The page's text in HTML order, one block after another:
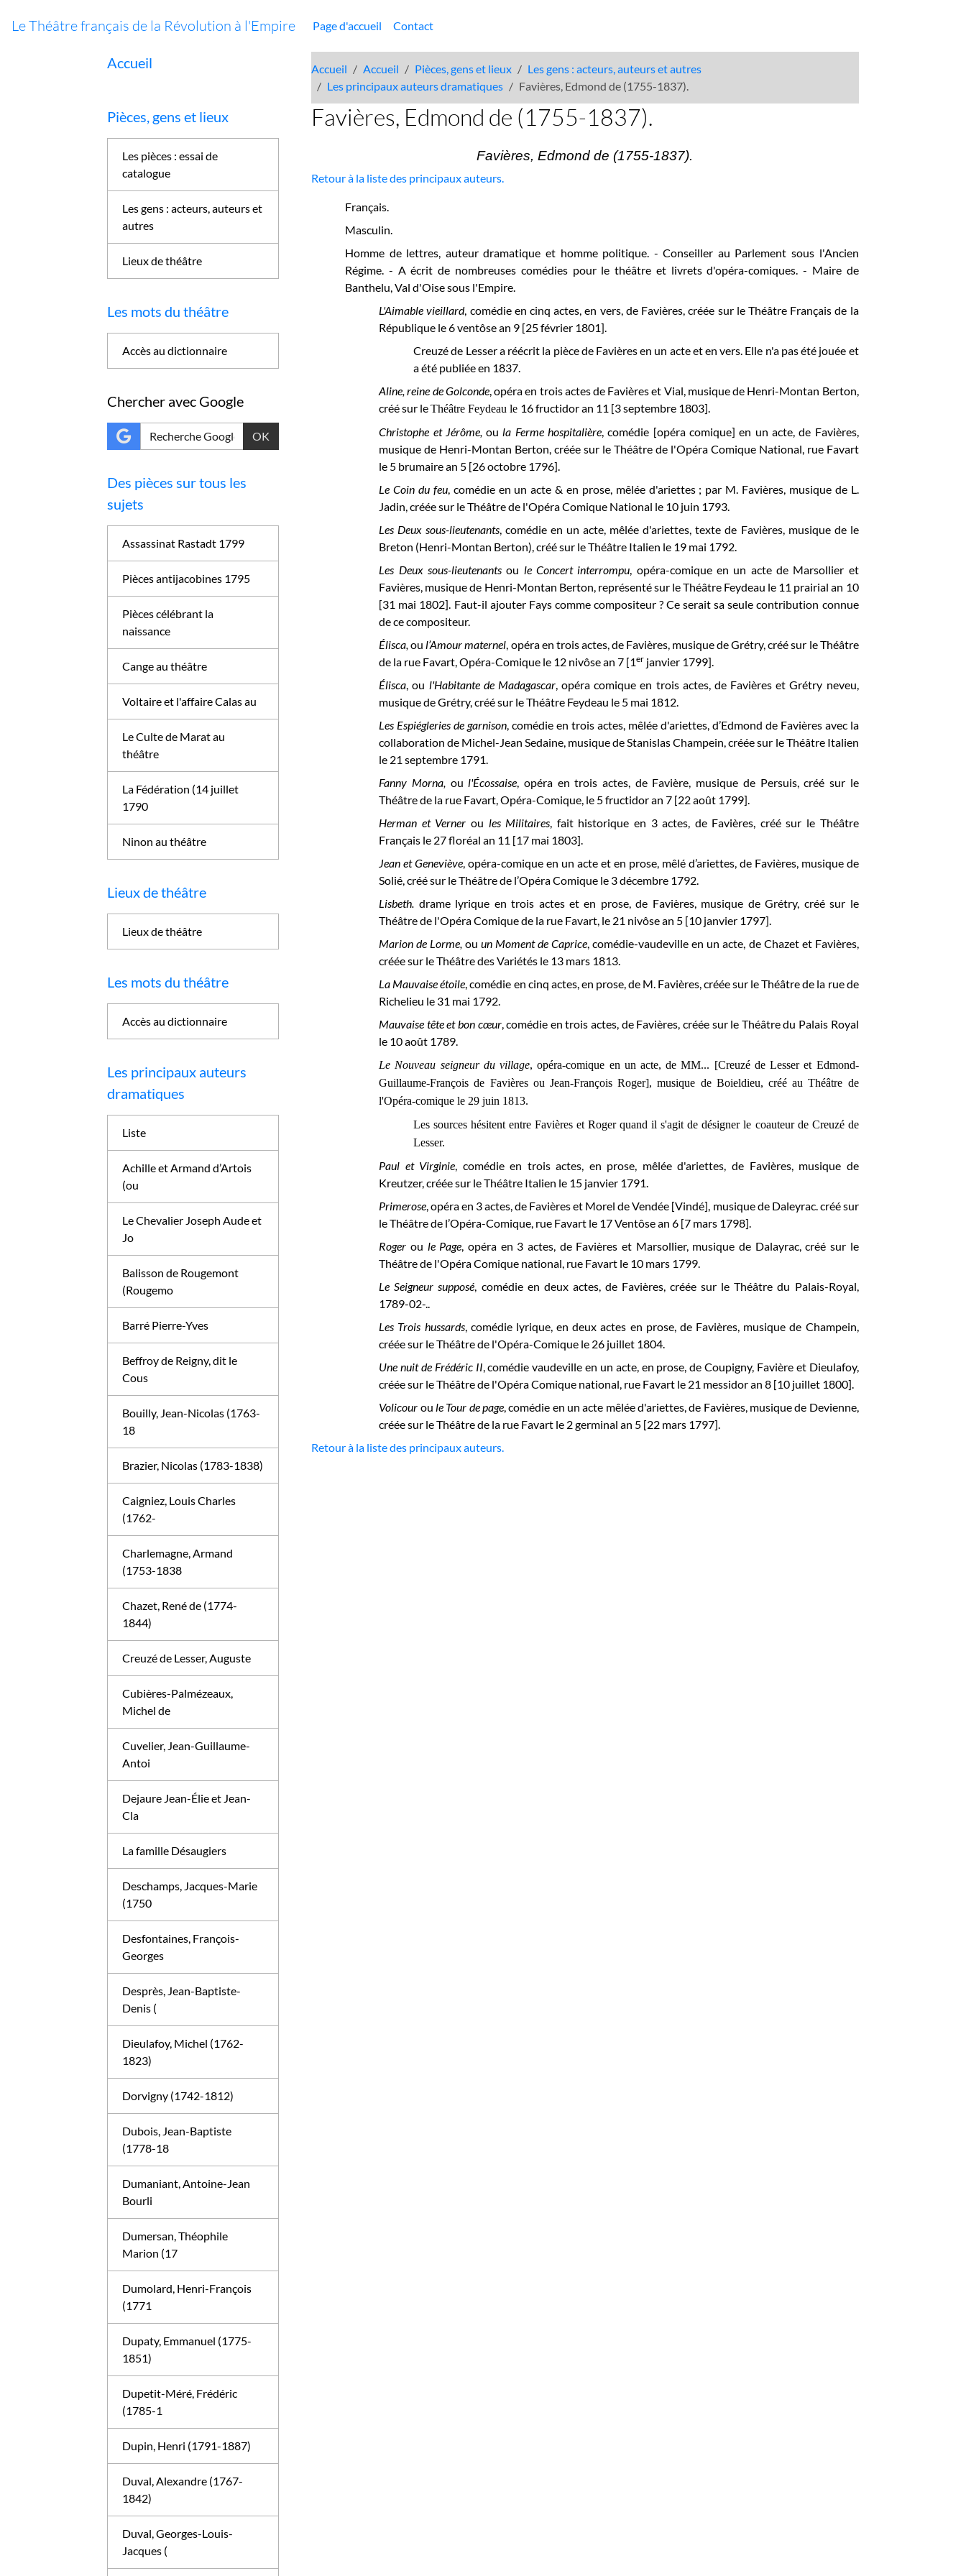
Le Théâtre français de la Révolution à l'Empire Page d'accueil Contact
Accueil Accueil Pièces, gens et lieux
Les gens : acteurs, auteurs et autres
Les principaux auteurs dramatiques
Favières, Edmond de (1755-1837).
Favières, Edmond de (1755-1837).
Favières, Edmond de (1755-1837).
Retour à la liste des principaux auteurs.
Français.
Masculin.
Homme de lettres, auteur dramatique et homme politique. - Conseiller au Parlement sous l'Ancien
Régime. - A écrit de nombreuses comédies pour le théâtre et livrets d'opéra-comiques. - Maire de
Banthelu, Val d'Oise sous l'Empire.
L'Aimable vieillard, comédie en cinq actes, en vers, de Favières, créée sur le Théâtre Français de la
République le 6 ventôse an 9 [25 février 1801].
Creuzé de Lesser a réécrit la pièce de Favières en un acte et en vers. Elle n'a pas été jouée et
a été publiée en 1837.
Aline, reine de Golconde, opéra en trois actes de Favières et Vial, musique de Henri-Montan Berton,
créé sur leThéâtre Feydeau le 16 fructidor an 11 [3 septembre 1803].
Christophe et Jérôme,ou la Ferme hospitalière,comédie [opéra comique] en un acte, de Favières,
musique de Henri-Montan Berton, créée sur le Théâtre de l'Opéra Comique National, rue Favart
le 5 brumaire an 5 [26 octobre 1796].
Le Coin du feu, comédie en un acte & en prose, mêlée d'ariettes ; par M. Favières, musique de L.
Jadin, créée sur leThéâtre de l'Opéra Comique National le 10 juin 1793.
Les Deux sous-lieutenants, comédie en un acte, mêlée d'ariettes, texte de Favières, musique de le
Breton (Henri-Montan Berton), créé sur le Théâtre Italien le 19 mai 1792.
Les Deux sous-lieutenantsou le Concert interrompu, opéra-comique en un acte de Marsollier et
Favières, musique de Henri-Montan Berton, représenté sur le Théâtre Feydeau le 11 prairial an 10
[31 mai 1802]. Faut-il ajouter Fays comme compositeur ? Ce serait sa seule contribution connue
de ce compositeur.
Élisca,ou l’Amour maternel, opéra en trois actes, de Favières, musique de Grétry, créé sur leThéâtre
de la rue Favart, Opéra-Comique le 12 nivôse an 7 [1er janvier 1799].
Élisca, ou l'Habitante de Madagascar, opéra comique en trois actes, de Favières et Grétry neveu,
musique de Grétry, créé sur le Théâtre Feydeau le 5 mai 1812.
Les Espiégleries de garnison, comédie en trois actes, mêlée d'ariettes, d’Edmond de Favières avec la
collaboration de Michel-Jean Sedaine, musique de Stanislas Champein, créée sur leThéâtre Italien
le 21 septembre 1791.
Fanny Morna, ou l'Écossaise, opéra en trois actes, de Favière, musique de Persuis, créé sur le
Théâtre de la rue Favart, Opéra-Comique, le 5 fructidor an 7 [22 août 1799].
Herman et Verner ou les Militaires, fait historique en 3 actes, de Favières, créé sur le Théâtre
Français le 27 floréal an 11 [17 mai 1803].
Jean et Geneviève, opéra-comique en un acte et en prose, mêlé d’ariettes, de Favières, musique de
Solié, créé sur le Théâtre de l’Opéra Comique le 3 décembre 1792.
Lisbeth. drame lyrique en trois actes et en prose, de Favières, musique de Grétry, créé sur le
Théâtre de l'Opéra Comique de la rue Favart, le 21 nivôse an 5 [10 janvier 1797].
Marion de Lorme,ou un Moment de Caprice, comédie-vaudeville en un acte, de Chazet et Favières,
créée sur le Théâtre des Variétés le 13 mars 1813.
La Mauvaise étoile, comédie en cinq actes, en prose, de M. Favières, créée sur leThéâtre de la rue de
Richelieu le 31 mai 1792.
Mauvaise tête et bon cœur, comédie en trois actes, de Favières, créée sur le Théâtre du Palais Royal
le 10 août 1789.
Le Nouveau seigneur du village, opéra-comique en un acte, de MM... [Creuzé de Lesser et Edmond-
Guillaume-François de Favières ou Jean-François Roger], musique de Boieldieu, créé au Théâtre de
l'Opéra-comique le 29 juin 1813.
Les sources hésitent entre Favières et Roger quand il s'agit de désigner le coauteur de Creuzé de
Lesser.
Paul et Virginie, comédie en trois actes, en prose, mêlée d'ariettes, de Favières, musique de
Kreutzer, créée sur leThéâtre Italien le 15 janvier 1791.
Primerose, opéra en 3 actes, de Favières et Morel de Vendée [Vindé], musique de Daleyrac. créé sur
le Théâtre de l’Opéra-Comique, rue Favart le 17 Ventôse an 6 [7 mars 1798].
Roger ou le Page, opéra en 3 actes, de Favières et Marsollier, musique de Dalayrac, créé sur le
Théâtre de l'Opéra Comique national, rue Favart le 10 mars 1799.
Le Seigneur supposé, comédie en deux actes, de Favières, créée sur le Théâtre du Palais-Royal,
1789-02-..
Les Trois hussards, comédie lyrique, en deux actes en prose, de Favières, musique de Champein,
créée sur le Théâtre de l'Opéra-Comique le 26 juillet 1804.
Une nuit de Frédéric II, comédie vaudeville en un acte, en prose, de Coupigny, Favière et Dieulafoy,
créée sur leThéâtre de l'Opéra Comique national, rue Favart le 21 messidor an 8 [10 juillet 1800].
Volicour ou le Tour de page, comédie en un acte mêlée d'ariettes, de Favières, musique de Devienne,
créée sur leThéâtre de la rue Favart le 2 germinal an 5 [22 mars 1797].
Retour à la liste des principaux auteurs.
Accueil
Pièces, gens et lieux
Les pièces : essai de
catalogue
Les gens : acteurs, auteurs et
autres
Lieux de théâtre
Les mots du théâtre
Accès au dictionnaire
Chercher avec Google
OK
Des pièces sur tous les
sujets
Assassinat Rastadt 1799
Pièces antijacobines 1795
Pièces célébrant la
naissance
Cange au théâtre
Voltaire et l'affaire Calas au
Le Culte de Marat au
théâtre
La Fédération (14 juillet
1790
Ninon au théâtre
Lieux de théâtre
Lieux de théâtre
Les mots du théâtre
Accès au dictionnaire
Les principaux auteurs
dramatiques
Liste
Achille et Armand d’Artois
(ou
Le Chevalier Joseph Aude et
Jo
Balisson de Rougemont
(Rougemo
Barré Pierre-Yves
Beffroy de Reigny, dit le
Cous
Bouilly, Jean-Nicolas (1763-
18
Brazier, Nicolas (1783-1838)
Caigniez, Louis Charles
(1762-
Charlemagne, Armand
(1753-1838
Chazet, René de (1774-
1844)
Creuzé de Lesser, Auguste
Cubières-Palmézeaux,
Michel de
Cuvelier, Jean-Guillaume-
Antoi
Dejaure Jean-Élie et Jean-
Cla
La famille Désaugiers
Deschamps, Jacques-Marie
(1750
Desfontaines, François-
Georges
Desprès, Jean-Baptiste-
Denis (
Dieulafoy, Michel (1762-
1823)
Dorvigny (1742-1812)
Dubois, Jean-Baptiste
(1778-18
Dumaniant, Antoine-Jean
Bourli
Dumersan, Théophile
Marion (17
Dumolard, Henri-François
(1771
Dupaty, Emmanuel (1775-
1851)
Dupetit-Méré, Frédéric
(1785-1
Dupin, Henri (1791-1887)
Duval, Alexandre (1767-
1842)
Duval, Georges-Louis-
Jacques (